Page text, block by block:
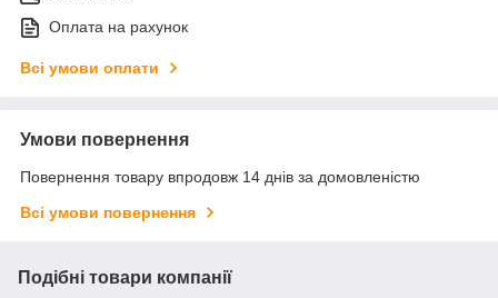
Оплата на рахунок
Всі умови оплати
Умови повернення
Повернення товару впродовж 14 днів за домовленістю
Всі умови повернення
Подібні товари компанії